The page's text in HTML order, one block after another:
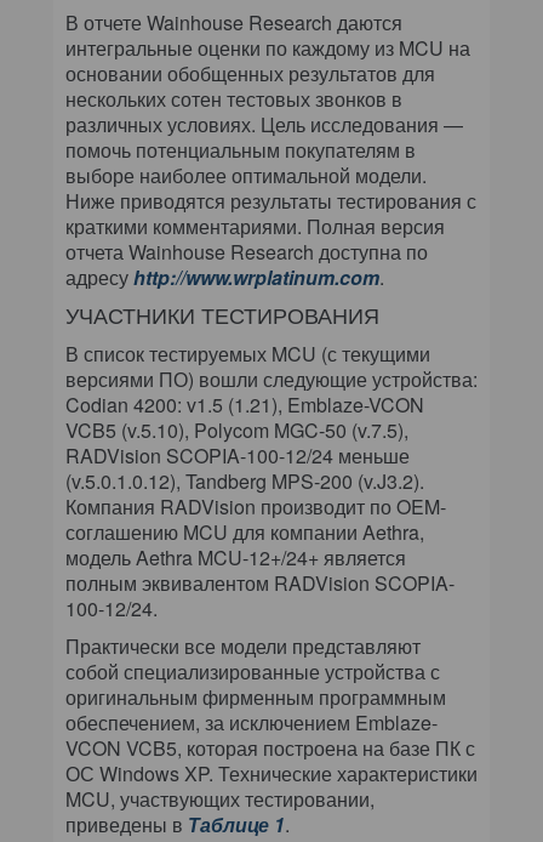
В отчете Wainhouse Research даются
интегральные оценки по каждому из MCU на
основании обобщенных результатов для
нескольких сотен тестовых звонков в
различных условиях. Цель исследования —
помочь потенциальным покупателям в
выборе наиболее оптимальной модели.
Ниже приводятся результаты тестирования с
краткими комментариями. Полная версия
отчета Wainhouse Research доступна по
адресуhttp://www.wrplatinum.com.
УЧАСТНИКИ ТЕСТИРОВАНИЯ
В список тестируемых MCU (с текущими
версиями ПО) вошли следующие устройства:
Codian 4200: v1.5 (1.21), Emblaze-VCON
VCB5 (v.5.10), Polycom MGC-50 (v.7.5),
RADVision SCOPIA-100-12/24 меньше
(v.5.0.1.0.12), Tandberg MPS-200 (v.J3.2).
Компания RADVision производит по OEM-
соглашению MCU для компании Aethra,
модель Aethra MCU-12+/24+ является
полным эквивалентом RADVision SCOPIA-
100-12/24.
Практически все модели представляют
собой специализированные устройства с
оригинальным фирменным программным
обеспечением, за исключением Emblaze-
VCON VCB5, которая построена на базе ПК с
ОС Windows XP. Технические характеристики
MCU, участвующих тестировании,
приведены в Таблице 1.